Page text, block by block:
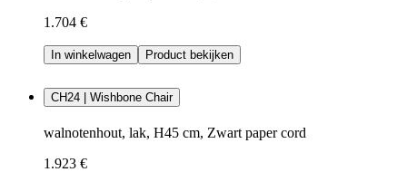
1.704 €
In winkelwagen Product bekijken
CH24 | Wishbone Chair
walnotenhout, lak, H45 cm, Zwart paper cord
1.923 €